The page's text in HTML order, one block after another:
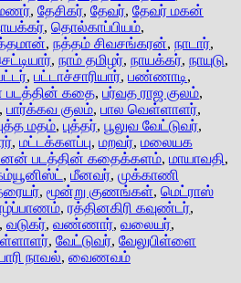
, தேசிகர், தேவர், தேவர் மகன்
, தொல்காப்பியம்,
, நத்தம் சிவசங்கரன், நாடார்,
, நாம் தமிழர், நாயக்கர், நாயுடு,
, பட்டாச்சாரியார், பண்ணாடி,
படத்தின் கதை, பர்வத ராஜ குலம்,
, பார்க்கவ குலம், பால வெள்ளாளர்,
மதம், புத்தர், பூலுவ வேட்டுவர்,
, மட்டக்களப்பு, மறவர், மலையக
படத்தின் கதைக்களம், மாயாவதி,
, மீனவர், முக்காணி
, மூன்று குணங்கள், மெட்ராஸ்
, ரத்தினகிரி கவுண்டர்,
, வடுகர், வண்ணார், வலையர்,
, வேட்டுவர், வேலுபிள்ளை
நாவல், வைணவம்